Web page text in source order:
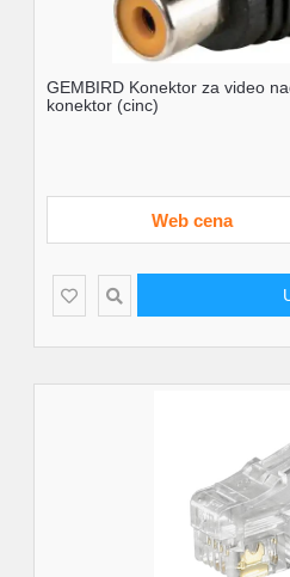
GEMBIRD Konektor za video
konektor (cinc)
Web cena